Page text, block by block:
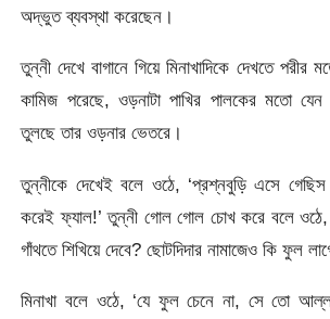
অদ্ভুত ব্যবস্থা করেছেন।
তুন্নী দেখে বাগানে গিয়ে মিনাখাদিকে দেখতে পরীর
কামিজ পরেছে, ওড়নাটা পাখির পালকের মতো
তুলছে তার ওড়নার ভেতরে।
তুন্নীকে দেখেই বলে ওঠে, ‘প্রশ্নবুড়ি এসে
করেই ফ্যাল!’ তুন্নী গোল গোল চোখ করে বলে ওঠে,
গাঁথতে শিখিয়ে দেবে? ছোটদিদার নামাজেও কি ফুল
মিনাখা বলে ওঠে, ‘যে ফুল চেনে না, সে তো